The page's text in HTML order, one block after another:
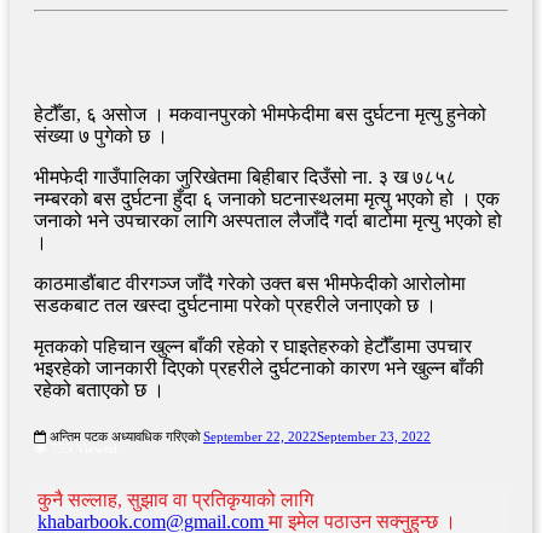
हेटौँडा, ६ असोज । मकवानपुरको भीमफेदीमा बस दुर्घटना मृत्यु हुनेको
संख्या ७ पुगेको छ ।
भीमफेदी गाउँपालिका जुरिखेतमा बिहीबार दिउँसो ना. ३ ख ७८५८
नम्बरको बस दुर्घटना हुँदा ६ जनाको घटनास्थलमा मृत्यु भएको हो । एक
जनाको भने उपचारका लागि अस्पताल लैजाँदै गर्दा बाटोमा मृत्यु भएको हो
।
काठमाडौंबाट वीरगञ्ज जाँदै गरेको उक्त बस भीमफेदीको आरोलोमा
सडकबाट तल खस्दा दुर्घटनामा परेको प्रहरीले जनाएको छ ।
मृतकको पहिचान खुल्न बाँकी रहेको र घाइतेहरुको हेटौँडामा उपचार
भइरहेको जानकारी दिएको प्रहरीले दुर्घटनाको कारण भने खुल्न बाँकी
रहेको बताएको छ ।
अन्तिम पटक अध्यावधिक गरिएको September 22, 2022September 23, 2022
कुनै सल्लाह, सुझाव वा प्रतिकृयाको लागि
khabarbook.com@gmail.comमा इमेल पठाउन सक्नुहुन्छ ।